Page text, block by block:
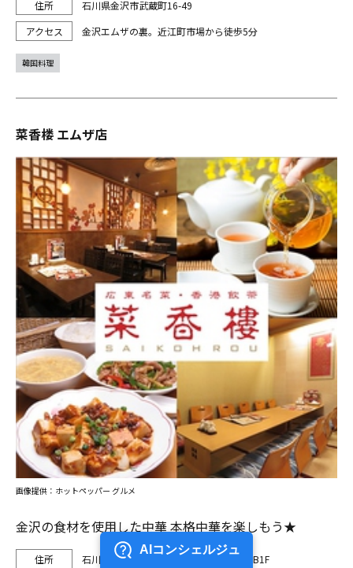
石川県金沢市武蔵町16-49
金沢エムザの裏。近江町市場から徒歩5分
韓国料理
菜香楼 エムザ店
金沢の食材を使用した中華 本格中華を楽しもう★
石川県金沢市武蔵町15-1めいてつエムザB1F
画像提供：ホットペッパー グルメ